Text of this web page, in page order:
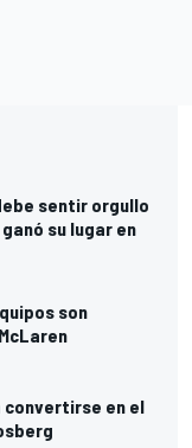
sentir orgullo
su lugar en
son
convertirse en el